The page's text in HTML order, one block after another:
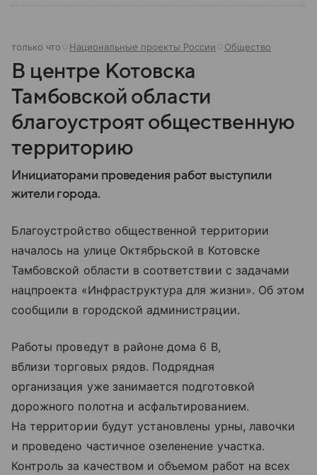
только что Национальные проекты России Общество
В центре Котовска
Тамбовской области
благоустроят общественную
территорию
Инициаторами проведения работ выступили
жители города.
Благоустройство общественной территории
началось на улице Октябрьской в Котовске
Тамбовской области в соответствии с задачами
нацпроекта «Инфраструктура для жизни». Об этом
сообщили в городской администрации.
Работы проведут в районе дома 6 В,
вблизи торговых рядов. Подрядная
организация уже занимается подготовкой
дорожного полотна и асфальтированием.
На территории будут установлены урны, лавочки
и проведено частичное озеленение участка.
Контроль за качеством и объемом работ на всех